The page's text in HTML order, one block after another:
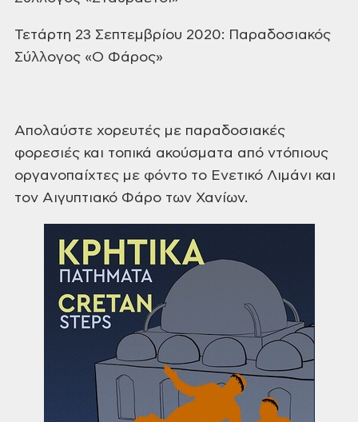
Τετάρτη 23 Σεπτεμβρίου 2020: Παραδοσιακός
Σύλλογος «Ο Φάρος»
Απολαύστε χορευτές με παραδοσιακές
φορεσιές και τοπικά ακούσματα από ντόπιους
οργανοπαίχτες με φόντο το Ενετικό Λιμάνι και
τον Αιγυπτιακό Φάρο των Χανίων.